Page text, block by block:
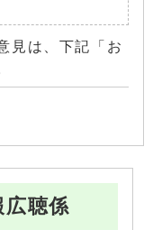
見は、下記「お
広聴係